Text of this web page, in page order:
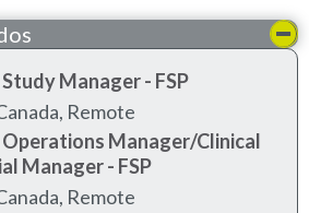
Manager - FSP
Remote
Manager/Clinical
Manager - FSP
Remote